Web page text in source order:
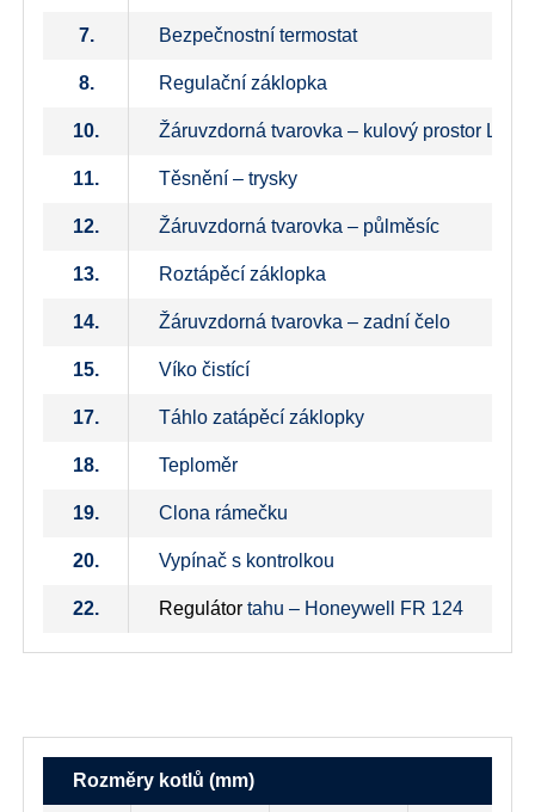
7. Bezpečnostní termostat
8. Regulační záklopka
10. Žáruvzdorná tvarovka – kulový prostor L+ P
11. Těsnění – trysky
12. Žáruvzdorná tvarovka – půlměsíc
13. Roztápěcí záklopka
14. Žáruvzdorná tvarovka – zadní čelo
15. Víko čistící
17. Táhlo zatápěcí záklopky
18. Teploměr
19. Clona rámečku
20. Vypínač s kontrolkou
22. Regulátor tahu – Honeywell FR 124
Rozměry kotlů (mm)